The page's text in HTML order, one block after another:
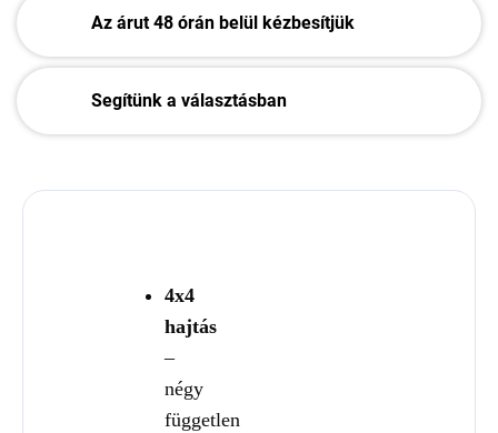
Az árut 48 órán belül kézbesítjük
Segítünk a választásban
4x4
hajtás
–
négy
független